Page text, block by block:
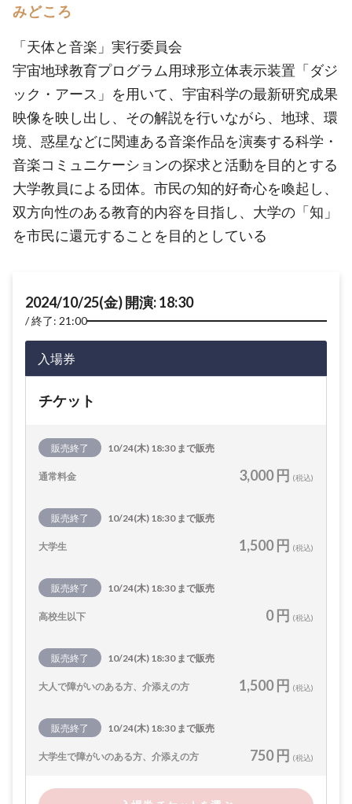
みどころ
「天体と音楽」実行委員会
宇宙地球教育プログラム用球形立体表示装置「ダジ
ック・アース」を用いて、宇宙科学の最新研究成果
映像を映し出し、その解説を行いながら、地球、環
境、惑星などに関連ある音楽作品を演奏する科学・
音楽コミュニケーションの探求と活動を目的とする
大学教員による団体。市民の知的好奇心を喚起し、
双方向性のある教育的内容を目指し、大学の「知」
を市民に還元することを目的としている
2024/10/25(金) 開演: 18:30
終了: 21:00
入場券
チケット
販売終了 10/24(木) 18:30 まで販売
通常料金 3,000 円 (税込)
販売終了 10/24(木) 18:30 まで販売
大学生 1,500 円 (税込)
販売終了 10/24(木) 18:30 まで販売
高校生以下 0 円 (税込)
販売終了 10/24(木) 18:30 まで販売
大人で障がいのある方、介添えの方 1,500 円 (税込)
販売終了 10/24(木) 18:30 まで販売
大学生で障がいのある方、介添えの方 750 円 (税込)